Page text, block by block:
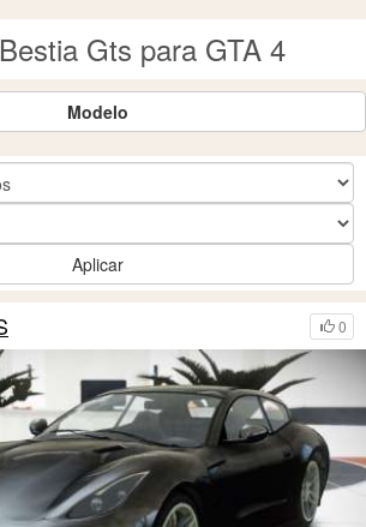
Gts para GTA 4
Modelo
Aplicar
0